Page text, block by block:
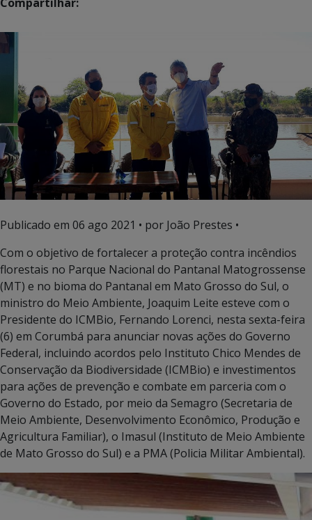
Publicado em 06 ago 2021 • por João Prestes •
Com o objetivo de fortalecer a proteção contra incêndios
florestais no Parque Nacional do Pantanal Matogrossense
(MT) e no bioma do Pantanal em Mato Grosso do Sul, o
ministro do Meio Ambiente, Joaquim Leite esteve com o
Presidente do ICMBio, Fernando Lorenci, nesta sexta-feira
(6) em Corumbá para anunciar novas ações do Governo
Federal, incluindo acordos pelo Instituto Chico Mendes de
Conservação da Biodiversidade (ICMBio) e investimentos
para ações de prevenção e combate em parceria com o
Governo do Estado, por meio da Semagro (Secretaria de
Meio Ambiente, Desenvolvimento Econômico, Produção e
Agricultura Familiar), o Imasul (Instituto de Meio Ambiente
de Mato Grosso do Sul) e a PMA (Policia Militar Ambiental).